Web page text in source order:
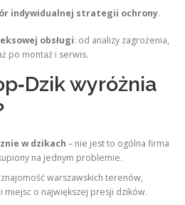
indywidualnej strategii ochrony.
obsługi: od analizy zagrożenia,
po montaż i serwis.
wyróżnia
w dzikach – nie jest to ogólna firma
na jednym problemie.
znajomość warszawskich terenów,
miejsc o największej presji dzików.